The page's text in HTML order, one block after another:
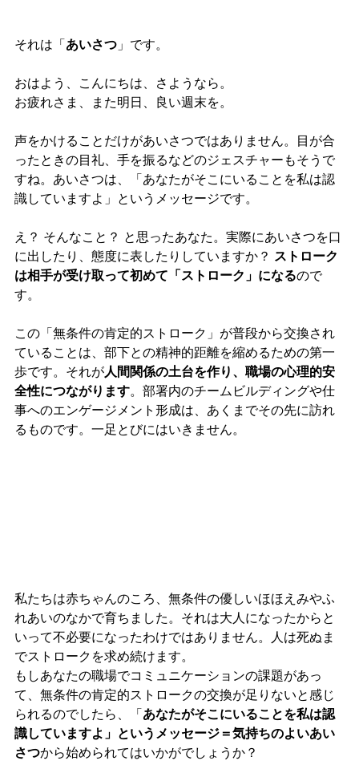
それは「 あいさつ 」です。
おはよう、こんにちは、さようなら。
お疲れさま、また明日、良い週末を。
声をかけることだけがあいさつではありません。目が合
ったときの目礼、手を振るなどのジェスチャーもそうで
すね。あいさつは、「あなたがそこにいることを私は認
識していますよ」というメッセージです。
え？ そんなこと？ と思ったあなた。実際にあいさつを口
に出したり、態度に表したりしていますか？ ストローク
は相手が受け取って初めて「ストローク」になるので
す。
この「無条件の肯定的ストローク」が普段から交換され
ていることは、部下との精神的距離を縮めるための第一
歩です。それが人間関係の土台を作り、職場の心理的安
全性につながります。部署内のチームビルディングや仕
事へのエンゲージメント形成は、あくまでその先に訪れ
るものです。一足とびにはいきません。
私たちは赤ちゃんのころ、無条件の優しいほほえみやふ
れあいのなかで育ちました。それは大人になったからと
いって不必要になったわけではありません。人は死ぬま
でストロークを求め続けます。
もしあなたの職場でコミュニケーションの課題があっ
て、無条件の肯定的ストロークの交換が足りないと感じ
られるのでしたら、「 あなたがそこにいることを私は認
識していますよ」というメッセージ＝気持ちのよいあい
さつから始められてはいかがでしょうか？